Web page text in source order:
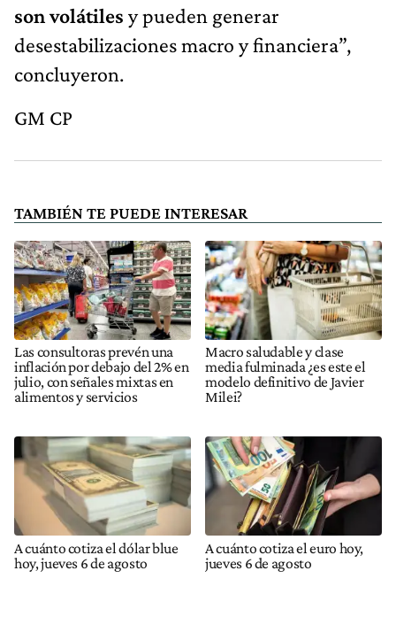
son volátiles y pueden generar
desestabilizaciones macro y financiera”,
concluyeron.
GM CP
TAMBIÉN TE PUEDE INTERESAR
Las consultoras prevén una
inflación por debajo del 2% en
julio, con señales mixtas en
alimentos y servicios
Macro saludable y clase
media fulminada ¿es este el
modelo definitivo de Javier
Milei?
A cuánto cotiza el dólar blue
hoy, jueves 6 de agosto
A cuánto cotiza el euro hoy,
jueves 6 de agosto